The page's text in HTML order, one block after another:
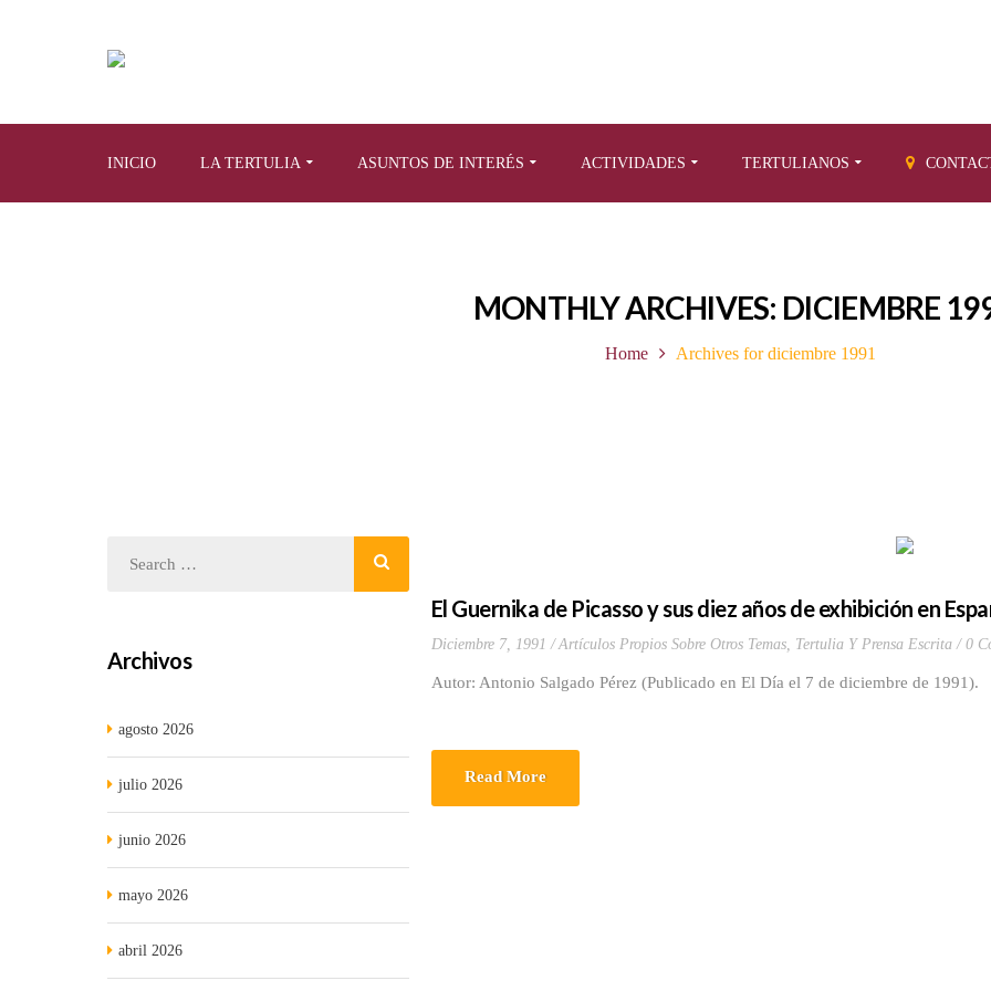
INICIO LA TERTULIA ASUNTOS DE INTERÉS ACTIVIDADES TERTULIANOS
MONTHLY ARCHIVES: DICIEMBRE
Home Archives for diciembre 1991
El Guernika de Picasso y sus diez años de exhibición en
Diciembre 7, 1991 Artículos Propios Sobre Otros Temas, Tertulia Y Prensa Escrita 0
Autor: Antonio Salgado Pérez (Publicado en El Día el 7 de diciembre de 1991).
Read More
Archivos
agosto 2026
julio 2026
junio 2026
mayo 2026
abril 2026